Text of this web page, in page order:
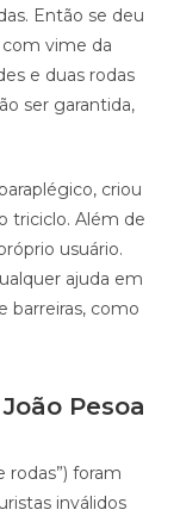
Então se deu
com vime da
e duas rodas
ser garantida,
criou
triciclo. Além de
usuário.
ajuda em
barreiras, como
Pesoa
rodas”) foram
inválidos